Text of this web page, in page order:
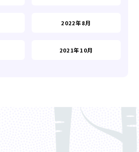
2022年8月
2021年10月